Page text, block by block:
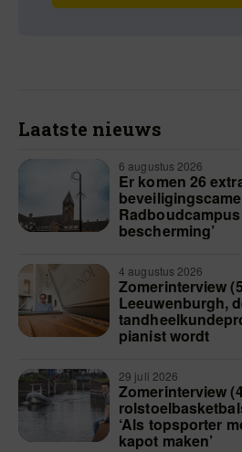
Laatste nieuws
6 augustus 2026
Er komen 26
bescherming’
4 augustus 2026
Zomerinterview
Leeuwenburgh,
pianist wordt
29 juli 2026
Zomerinterview
‘Als topsporter
kapot maken’